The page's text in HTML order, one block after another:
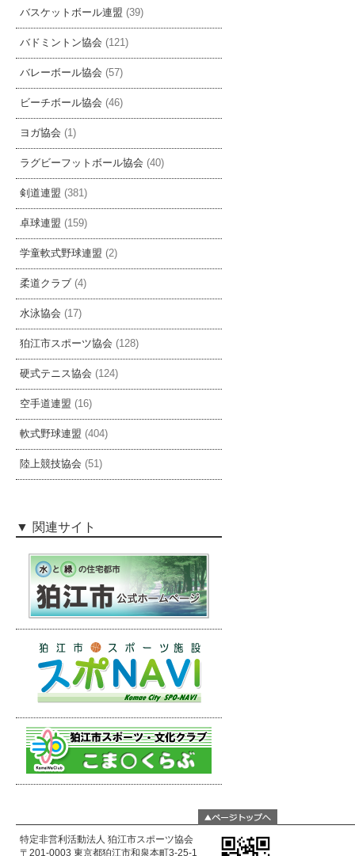
バスケットボール連盟 (39)
バドミントン協会 (121)
バレーボール協会 (57)
ビーチボール協会 (46)
ヨガ協会 (1)
ラグビーフットボール協会 (40)
剣道連盟 (381)
卓球連盟 (159)
学童軟式野球連盟 (2)
柔道クラブ (4)
水泳協会 (17)
狛江市スポーツ協会 (128)
硬式テニス協会 (124)
空手道連盟 (16)
軟式野球連盟 (404)
陸上競技協会 (51)
関連サイト
特定非営利活動法人 狛江市スポーツ協会
〒201-0003 東京都狛江市和泉本町3-25-1